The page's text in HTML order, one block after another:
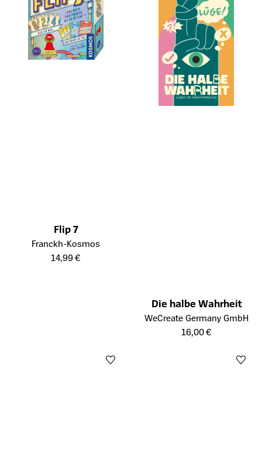
Flip 7
Öffnet die Detailseite des Produkts
Franckh-Kosmos
14,99 €
Die halbe Wahrheit
Öffnet die Detailseite des
WeCreate Germany GmbH
16,00 €